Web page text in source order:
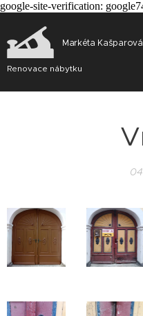
google-site-verification:
Markéta Kašparová,
Renovace nábytku